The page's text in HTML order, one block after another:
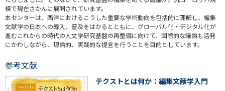
模で現在さかんに展開されています。
本センターは、西洋におけるこうした重要な学術動向を包括的に理解し、編集
文献学の日本への導入、普及をはかるとともに、グローバル化・デジタル化が
進むこれからの時代の人文学研究基盤の再整備に向けて、国際的な議論も活発
にかわしながら、理論的、実践的な提言を行うことを目的としています。
参考文献
テクストとは何か：編集文献学入門